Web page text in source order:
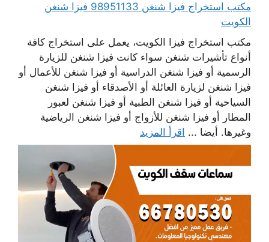
مكتب استخراج فيزا شنغن 98951133 فيزا شنغن
الكويت
مكتب استخراج فيزا الكويت، يعمل على استخراج كافة
أنواع تأشيرات شنغن سواء كانت فيزا شنغن للزيارة
الرسمية أو فيزا شنغن الدراسية أو فيزا شنغن للأعمال أو
فيزا شنغن لزيارة العائلة أو الأصدقاء أو فيزا شنغن
السياحية أو فيزا شنغن الطبية أو فيزا شنغن لعبور
المطار أو فيزا شنغن للأزواج أو فيزا شنغن الرياضية
وغيرها. أيضا ... اقرأ المزيد